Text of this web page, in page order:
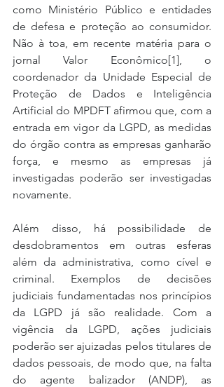
como Ministério Público e entidades
de defesa e proteção ao consumidor.
Não à toa, em recente matéria para o
jornal Valor Econômico[1], o
coordenador da Unidade Especial de
Proteção de Dados e Inteligência
Artificial do MPDFT afirmou que, com a
entrada em vigor da LGPD, as medidas
do órgão contra as empresas ganharão
força, e mesmo as empresas já
investigadas poderão ser investigadas
novamente.
Além disso, há possibilidade de
desdobramentos em outras esferas
além da administrativa, como cível e
criminal. Exemplos de decisões
judiciais fundamentadas nos princípios
da LGPD já são realidade. Com a
vigência da LGPD, ações judiciais
poderão ser ajuizadas pelos titulares de
dados pessoais, de modo que, na falta
do agente balizador (ANDP), as